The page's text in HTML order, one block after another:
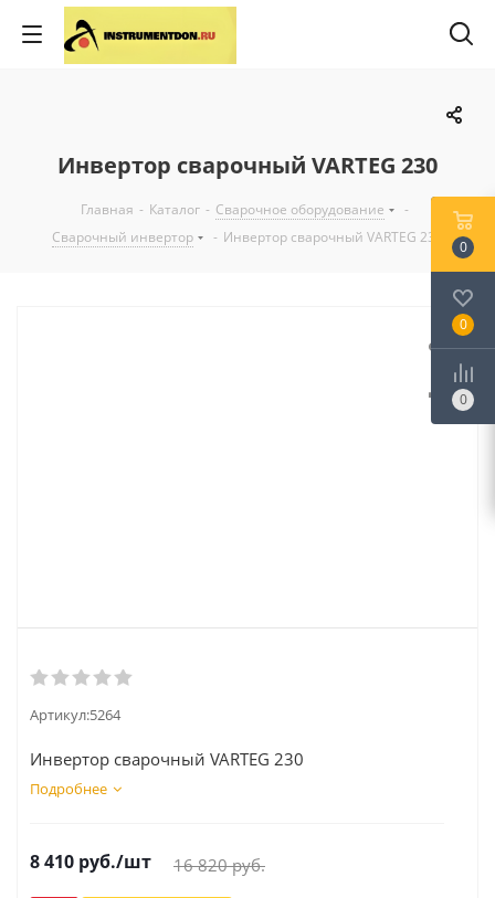
Инвертор сварочный VARTEG 230
Главная - Каталог - Сварочное оборудование
-
Сварочный инвертор
- Инвертор сварочный VARTEG 230
Артикул:5264
Инвертор сварочный VARTEG 230
Подробнее
8 410 руб./шт 16 820руб.
0
0
0